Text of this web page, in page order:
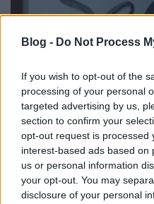
Blog - Do Not Process
If you wish to opt-out of the
processing of your personal
targeted advertising by us,
section to confirm your
opt-out request is processed
interest-based ads based on
us or personal information
your opt-out. You may
disclosure of your personal